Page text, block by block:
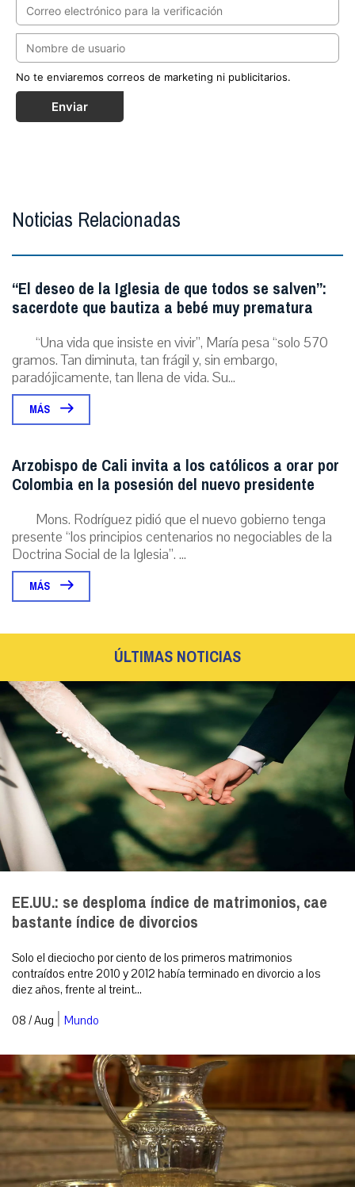
No te enviaremos correos de marketing ni publicitarios.
Enviar
Noticias Relacionadas
“El deseo de la Iglesia de que todos se salven”:
sacerdote que bautiza a bebé muy prematura
“Una vida que insiste en vivir”, María pesa “solo 570
gramos. Tan diminuta, tan frágil y, sin embargo,
paradójicamente, tan llena de vida. Su...
MÁS
Arzobispo de Cali invita a los católicos a orar por
Colombia en la posesión del nuevo presidente
Mons. Rodríguez pidió que el nuevo gobierno tenga
presente “los principios centenarios no negociables de la
Doctrina Social de la Iglesia”. ...
MÁS
ÚLTIMAS NOTICIAS
EE.UU.: se desploma índice de matrimonios, cae
bastante índice de divorcios
Solo el dieciocho por ciento de los primeros matrimonios
contraídos entre 2010 y 2012 había terminado en divorcio a los
diez años, frente al treint...
08 / Aug | Mundo